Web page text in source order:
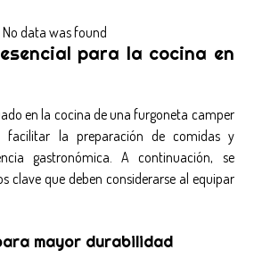
No data was found
para la cocina en
en la cocina de una furgoneta camper
facilitar la preparación de comidas y
gastronómica. A continuación, se
clave que deben considerarse al equipar
mayor durabilidad